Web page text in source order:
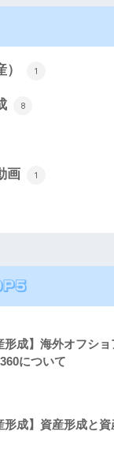
） 1
8
画 1
形成】海外オフシ
について
形成】資産形成と